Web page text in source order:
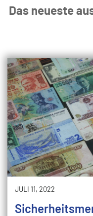
Das neueste
JULI 11, 2022